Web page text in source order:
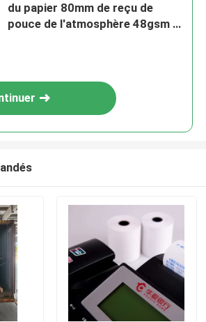
du papier 80mm de reçu de
pouce de l'atmosphère 48gsm 3